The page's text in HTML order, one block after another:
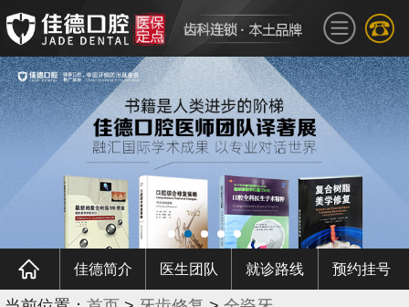
佳德简介 医生团队 就诊路线 预约挂号